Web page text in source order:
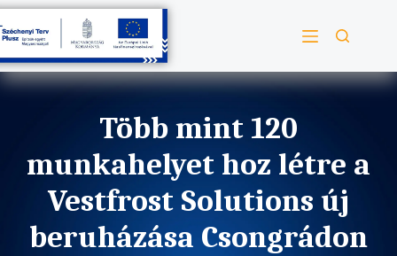
Több mint 120
munkahelyet hoz létre a
Vestfrost Solutions új
beruházása Csongrádon